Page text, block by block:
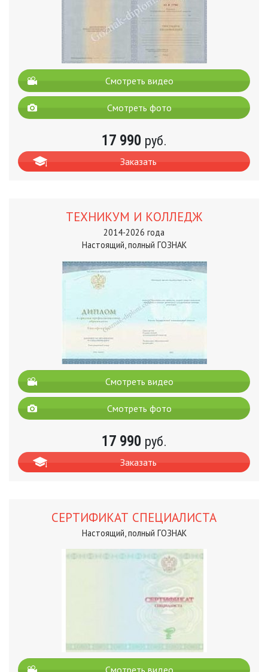
Смотреть видео
Смотреть фото
17 990 руб.
Заказать
ТЕХНИКУМ И КОЛЛЕДЖ
2014-2026 года
Настоящий, полный ГОЗНАК
Смотреть видео
Смотреть фото
17 990 руб.
Заказать
СЕРТИФИКАТ СПЕЦИАЛИСТА
Настоящий, полный ГОЗНАК
Смотреть видео